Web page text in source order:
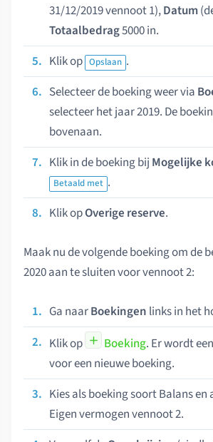
31/12/2019 vennoot 1),Datum
Totaalbedrag5000 in.
Klik op Opslaan .
Selecteer de boeking weer via
selecteer het jaar 2019. De
bovenaan.
Klik in de boeking bij Mogelijke
Betaald met .
Klik opOverige reserve.
Maak nu de volgende boeking om de
2020 aan te sluiten voor vennoot 2:
Ga naarBoekingen links in het
Klik op
Boeking. Er wordt
voor een nieuwe boeking.
Kies als boeking soort Balans en
Eigen vermogen vennoot 2.